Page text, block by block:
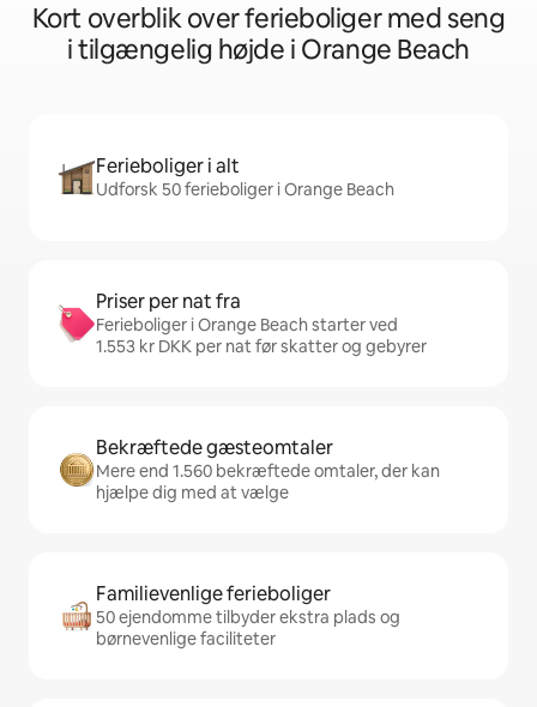
Kort overblik over ferieboliger med seng
i tilgængelig højde i Orange Beach
Ferieboliger i alt
Udforsk 50 ferieboliger i Orange Beach
Priser per nat fra
Ferieboliger i Orange Beach starter ved
1.553 kr DKK per nat før skatter og gebyrer
Bekræftede gæsteomtaler
Mere end 1.560 bekræftede omtaler, der kan
hjælpe dig med at vælge
Familievenlige ferieboliger
50 ejendomme tilbyder ekstra plads og
børnevenlige faciliteter